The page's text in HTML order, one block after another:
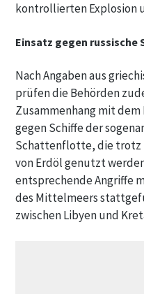
kontrollierten Explosion
Einsatz gegen russische
Nach Angaben aus
prüfen die Behörden
Zusammenhang mit
gegen Schiffe der
Schattenflotte, die trotz
von Erdöl genutzt
entsprechende Angriffe
des Mittelmeers
zwischen Libyen und